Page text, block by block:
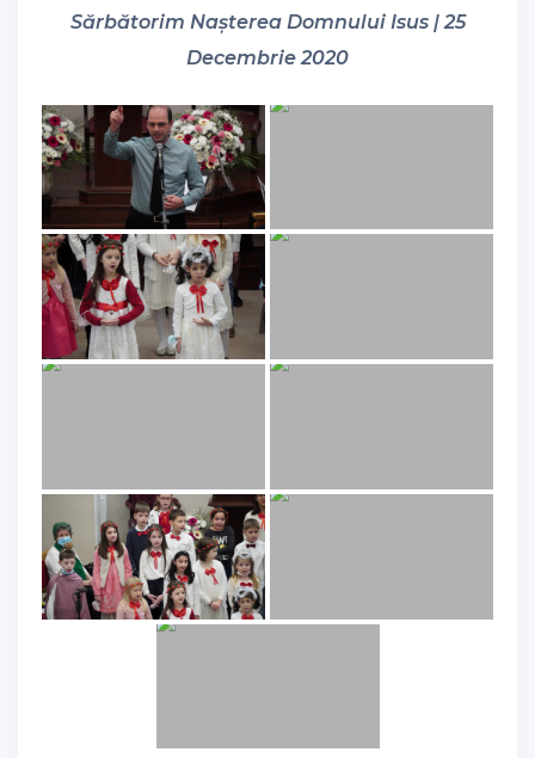
Sărbătorim Nașterea Domnului Isus | 25
Decembrie 2020